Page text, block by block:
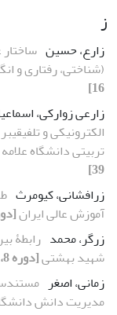
ز
زارع، حسین
(شناختی، رفتاری و
16]
زارعی زوارکی،
الکترونیکی و
تربیتی دانشگاه
39]
زرافشانی، کیومرث
آموزش عالی ایران[دوره 8، شماره
زرگر، محمد رابطۀ
شهید بهشتی[دوره 8، شماره 25، 1393، صفحه 85-104]
زمانی، اصغر
مدیریت دانش